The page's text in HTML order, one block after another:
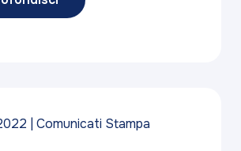
Comunicati Stampa